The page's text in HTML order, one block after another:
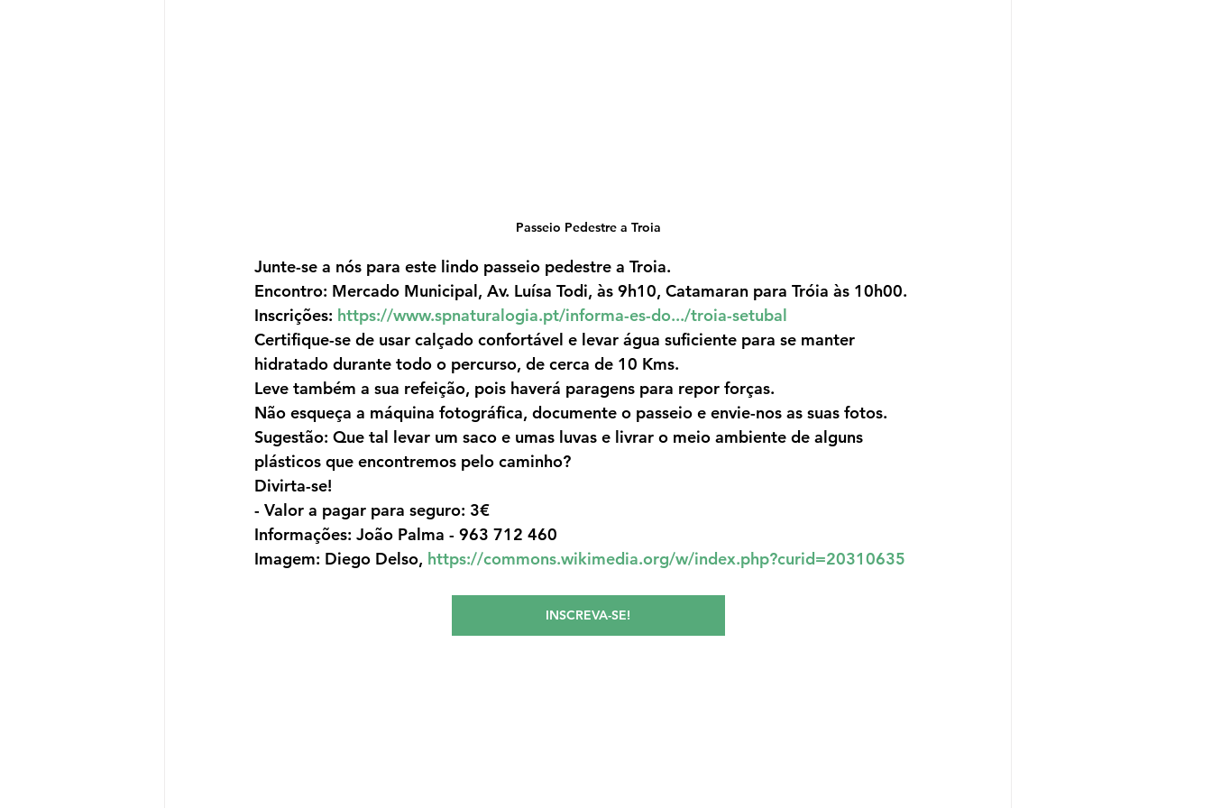
Passeio Pedestre a Troia
Junte-se a nós para este lindo passeio pedestre a Troia.
Encontro: Mercado Municipal, Av. Luísa Todi, às 9h10, Catamaran para Tróia às 10h00.
Inscrições: https://www.spnaturalogia.pt/informa-es-do.../troia-setubal
Certifique-se de usar calçado confortável e levar água suficiente para se manter
hidratado durante todo o percurso, de cerca de 10 Kms.
Leve também a sua refeição, pois haverá paragens para repor forças.
Não esqueça a máquina fotográfica, documente o passeio e envie-nos as suas fotos.
Sugestão: Que tal levar um saco e umas luvas e livrar o meio ambiente de alguns
plásticos que encontremos pelo caminho?
Divirta-se!
- Valor a pagar para seguro: 3€
Informações: João Palma - 963 712 460
Imagem: Diego Delso, https://commons.wikimedia.org/w/index.php?curid=20310635
INSCREVA-SE!